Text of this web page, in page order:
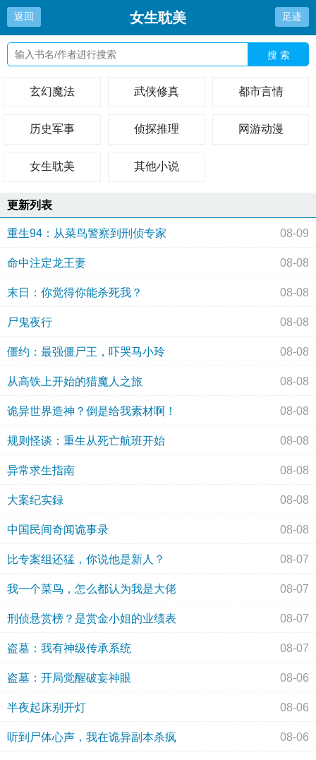
返回 女生耽美 足迹
搜 索
玄幻魔法 武侠修真 都市言情
历史军事 侦探推理 网游动漫
女生耽美 其他小说
更新列表
重生94：从菜鸟警察到刑侦专家 08-09
命中注定龙王妻 08-08
末日：你觉得你能杀死我？ 08-08
尸鬼夜行 08-08
僵约：最强僵尸王，吓哭马小玲 08-08
从高铁上开始的猎魔人之旅 08-08
诡异世界造神？倒是给我素材啊！ 08-08
规则怪谈：重生从死亡航班开始 08-08
异常求生指南 08-08
大案纪实録 08-08
中国民间奇闻诡事录 08-08
比专案组还猛，你说他是新人？ 08-07
我一个菜鸟，怎么都认为我是大佬 08-07
刑侦悬赏榜？是赏金小姐的业绩表 08-07
盗墓：我有神级传承系统 08-07
盗墓：开局觉醒破妄神眼 08-06
半夜起床别开灯 08-06
听到尸体心声，我在诡异副本杀疯 08-06